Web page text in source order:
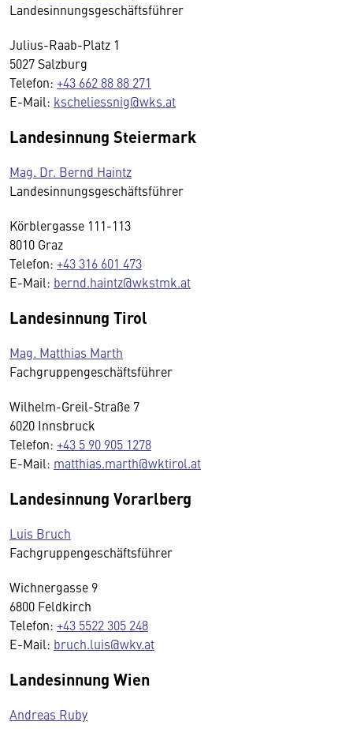
Landesinnungsgeschäftsführer
Julius-Raab-Platz 1
5027 Salzburg
Telefon: +43 662 88 88 271
E-Mail: kscheliessnig@wks.at
Landesinnung Steiermark
Mag. Dr. Bernd Haintz
Landesinnungsgeschäftsführer
Körblergasse 111-113
8010 Graz
Telefon: +43 316 601 473
E-Mail: bernd.haintz@wkstmk.at
Landesinnung Tirol
Mag. Matthias Marth
Fachgruppengeschäftsführer
Wilhelm-Greil-Straße 7
6020 Innsbruck
Telefon: +43 5 90 905 1278
E-Mail: matthias.marth@wktirol.at
Landesinnung Vorarlberg
Luis Bruch
Fachgruppengeschäftsführer
Wichnergasse 9
6800 Feldkirch
Telefon: +43 5522 305 248
E-Mail: bruch.luis@wkv.at
Landesinnung Wien
Andreas Ruby